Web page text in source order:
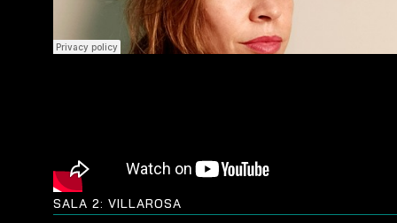
SALA 2: VILLAROSA